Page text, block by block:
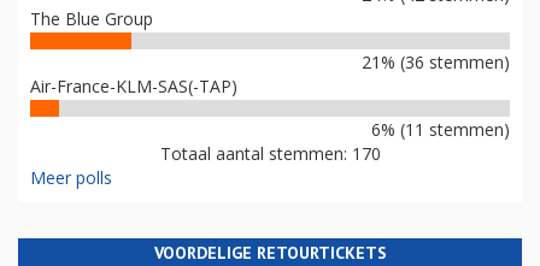
The Blue Group
21% (36 stemmen)
Air-France-KLM-SAS(-TAP)
6% (11 stemmen)
Totaal aantal stemmen: 170
Meer polls
VOORDELIGE RETOURTICKETS